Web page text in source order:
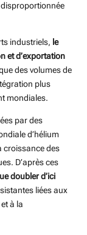
industriels, le
et d’exportation
des volumes de
plus
mondiales.
par des
d’hélium
croissance des
D’après ces
doubler d’ici
liées aux
à la